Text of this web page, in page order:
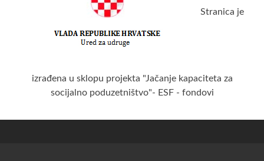
Stranica je
izrađena u sklopu projekta "Jačanje kapaciteta za
socijalno poduzetništvo"- ESF - fondovi